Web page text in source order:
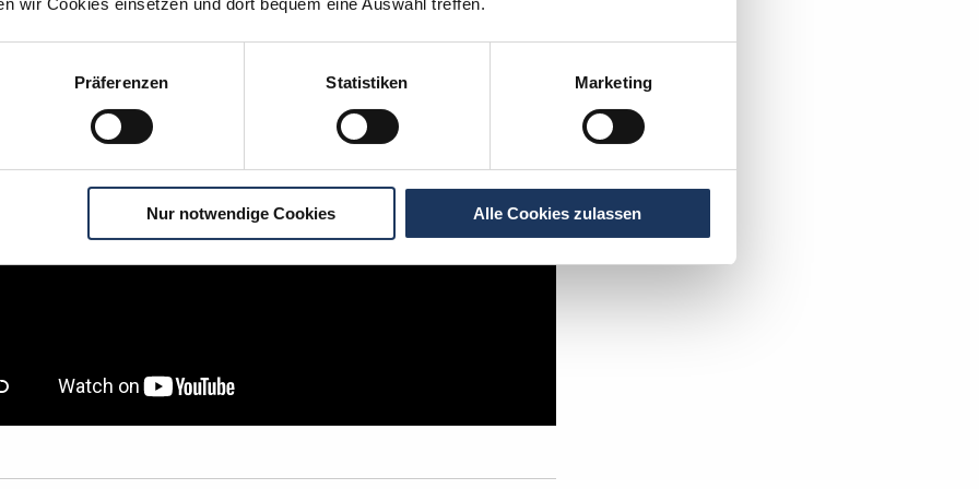
Präferenzen Statistiken Marketing
Nur notwendige Cookies Alle Cookies zulassen
Schritten zu Ihrer Traumstelle - so geht's: